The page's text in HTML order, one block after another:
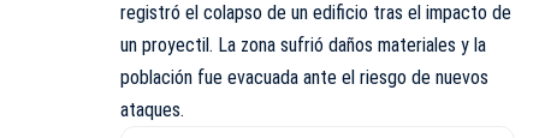
registró el colapso de un edificio tras el impacto de
un proyectil. La zona sufrió daños materiales y la
población fue evacuada ante el riesgo de nuevos
ataques.